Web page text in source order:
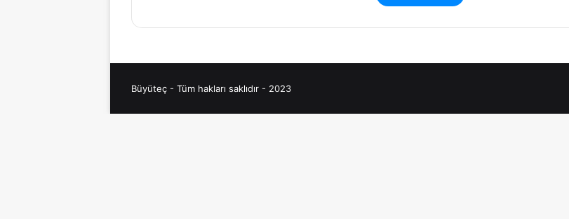
Büyüteç - Tüm hakları saklıdır - 2023